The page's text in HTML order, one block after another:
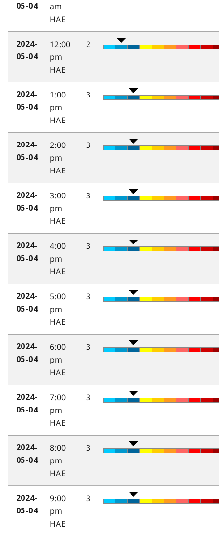
05-04
am
HAE
2024-
05-04
12:00
pm
HAE
2
2024-
05-04
1:00
pm
HAE
3
2024-
05-04
2:00
pm
HAE
3
2024-
05-04
3:00
pm
HAE
3
2024-
05-04
4:00
pm
HAE
3
2024-
05-04
5:00
pm
HAE
3
2024-
05-04
6:00
pm
HAE
3
2024-
05-04
7:00
pm
HAE
3
2024-
05-04
8:00
pm
HAE
3
2024-
05-04
9:00
pm
HAE
3